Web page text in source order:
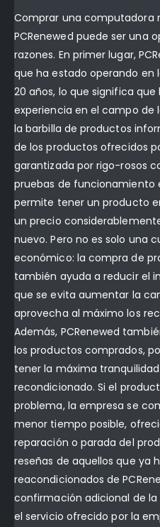
Comprar una computadora
PCRenewed puede ser una
razones. En primer lugar,
que ha estado operando en
20 años, lo que significa
experiencia en el campo
la barbilla de productos
de los productos ofrecidos
garantizada por rigo-rosos
pruebas de funcionamiento
permite tener un producto
un precio
nuevo. Pero no es solo una
económico: la compra de
también ayuda a reducir el
que se evita aumentar la
aprovecha al máximo los
Además, PCRenewed
los productos comprados,
tener la máxima
recondicionado. Si el
problema, la empresa se
menor tiempo posible,
reparación o parada del
reseñas de aquellos que ya
reacondicionados de
confirmación adicional de
el servicio ofrecido por la